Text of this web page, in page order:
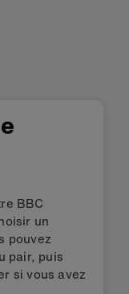
BBC
un
pouvez
pair, puis
si vous avez